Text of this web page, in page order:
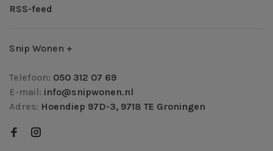
RSS-feed
Snip Wonen +
Telefoon: 050 312 07 69
E-mail: info@snipwonen.nl
Adres: Hoendiep 97D-3, 9718 TE Groningen